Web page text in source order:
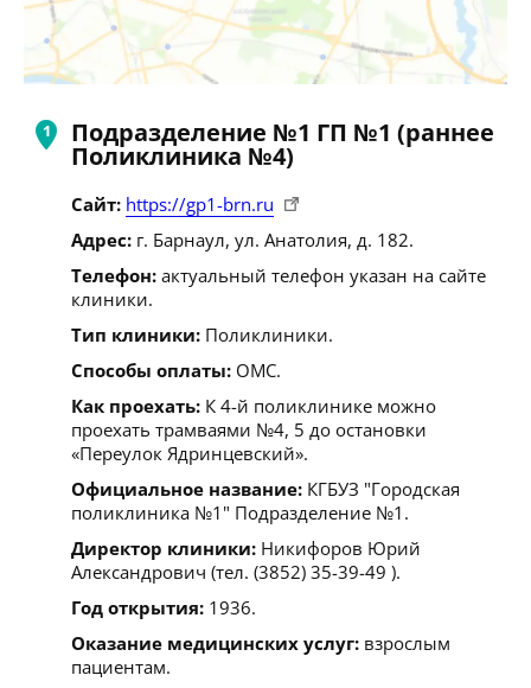
Подразделение №1 ГП №1 (раннее
Поликлиника №4)
Сайт: https://gp1-brn.ru
Адрес: г. Барнаул, ул. Анатолия, д. 182.
Телефон: актуальный телефон указан на сайте
клиники.
Тип клиники: Поликлиники.
Способы оплаты: ОМС.
Как проехать: К 4-й поликлинике можно
проехать трамваями №4, 5 до остановки
«Переулок Ядринцевский».
Официальное название: КГБУЗ "Городская
поликлиника №1" Подразделение №1.
Директор клиники: Никифоров Юрий
Александрович (тел. (3852) 35-39-49 ).
Год открытия: 1936.
Оказание медицинских услуг: взрослым
пациентам.